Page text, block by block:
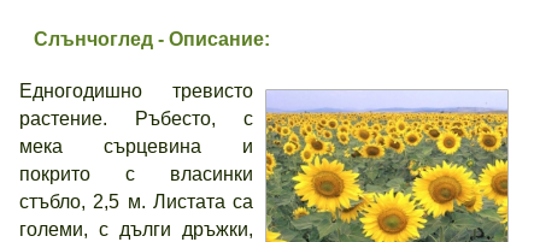
Слънчоглед - Описание:
Едногодишно тревисто
растение. Ръбесто, с
мека сърцевина и
покрито с власинки
стъбло, 2,5 м. Листата са
големи, с дълги дръжки,